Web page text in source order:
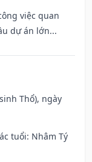
việc quan
dự án lớn...
Thổ), ngày
tuổi: Nhâm Tý